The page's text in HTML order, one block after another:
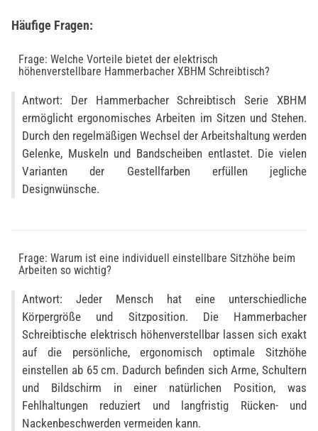
Häufige Fragen:
Frage: Welche Vorteile bietet der elektrisch
höhenverstellbare Hammerbacher XBHM Schreibtisch?
Antwort: Der Hammerbacher Schreibtisch Serie XBHM
ermöglicht ergonomisches Arbeiten im Sitzen und Stehen.
Durch den regelmäßigen Wechsel der Arbeitshaltung werden
Gelenke, Muskeln und Bandscheiben entlastet. Die vielen
Varianten der Gestellfarben erfüllen jegliche
Designwünsche.
Frage: Warum ist eine individuell einstellbare Sitzhöhe beim
Arbeiten so wichtig?
Antwort: Jeder Mensch hat eine unterschiedliche
Körpergröße und Sitzposition. Die Hammerbacher
Schreibtische elektrisch höhenverstellbar lassen sich exakt
auf die persönliche, ergonomisch optimale Sitzhöhe
einstellen ab 65 cm. Dadurch befinden sich Arme, Schultern
und Bildschirm in einer natürlichen Position, was
Fehlhaltungen reduziert und langfristig Rücken- und
Nackenbeschwerden vermeiden kann.